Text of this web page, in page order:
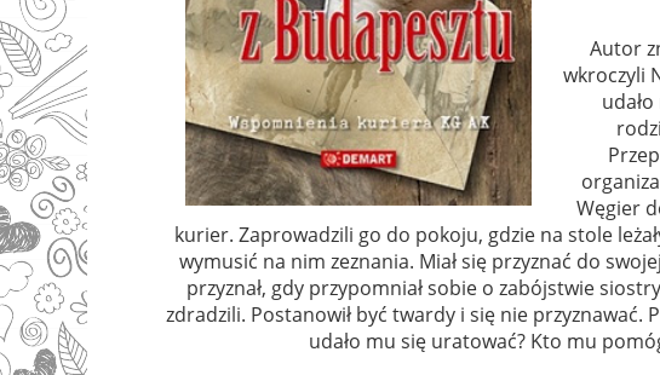
Autor
wkroczyli
Węgier
kurier. Zaprowadzili go do pokoju, gdzie na stole
wymusić na nim zeznania. Miał się przyznać do
przyznał, gdy przypomniał sobie o zabójstwie
zdradzili. Postanowił być twardy i się nie przyznawać.
udało mu się uratować? Kto mu